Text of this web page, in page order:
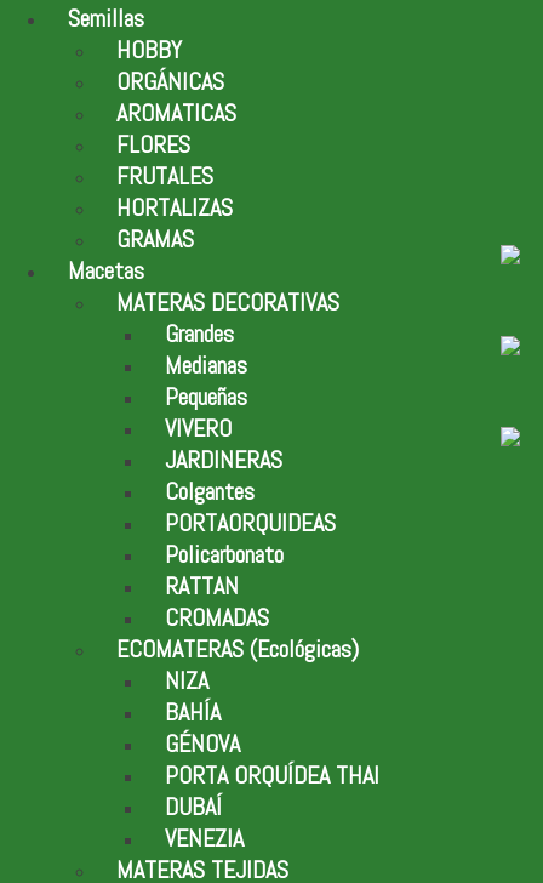
Semillas
HOBBY
ORGÁNICAS
AROMATICAS
FLORES
FRUTALES
HORTALIZAS
GRAMAS
Macetas
MATERAS DECORATIVAS
Grandes
Medianas
Pequeñas
VIVERO
JARDINERAS
Colgantes
PORTAORQUIDEAS
Policarbonato
RATTAN
CROMADAS
ECOMATERAS (Ecológicas)
NIZA
BAHÍA
GÉNOVA
PORTA ORQUÍDEA THAI
DUBAÍ
VENEZIA
MATERAS TEJIDAS